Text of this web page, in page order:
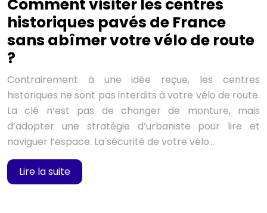
Comment visiter les centres
historiques pavés de France
sans abîmer votre vélo de route
?
Contrairement à une idée reçue, les centres
historiques ne sont pas interdits à votre vélo de route.
La clé n’est pas de changer de monture, mais
d’adopter une stratégie d’urbaniste pour lire et
naviguer l’espace. La sécurité de votre vélo…
Lire la suite